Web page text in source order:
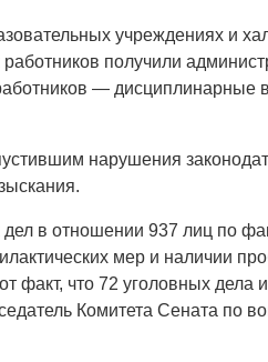
учреждениях и
получили
— дисциплинарные
нарушения
в отношении 937 лиц по
мер и наличии
факт, что 72 уголовных дела
Комитета Сената по